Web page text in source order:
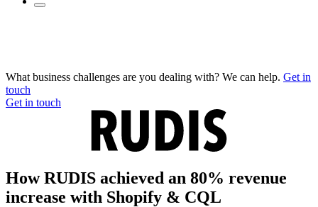
What business challenges are you dealing with? We can help. Get in
touch
Get in touch
How RUDIS achieved an 80% revenue
increase with Shopify & CQL